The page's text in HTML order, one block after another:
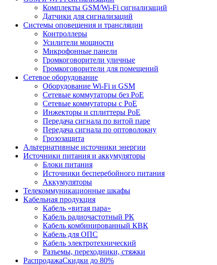
Комплекты GSM/Wi-Fi сигнализаций
Датчики для сигнализаций
Системы оповещения и трансляции
Контроллеры
Усилители мощности
Микрофонные панели
Громкоговорители уличные
Громкоговорители для помещений
Сетевое оборудование
Оборудование Wi-Fi и GSM
Сетевые коммутаторы без PoE
Сетевые коммутаторы с PoE
Инжекторы и сплиттеры PoE
Передача сигнала по витой паре
Передача сигнала по оптоволокну
Грозозащита
Альтернативные источники энергии
Источники питания и аккумуляторы
Блоки питания
Источники бесперебойного питания
Аккумуляторы
Телекоммуникационные шкафы
Кабельная продукция
Кабель «витая пара»
Кабель радиочастотный РК
Кабель комбинированный КВК
Кабель для ОПС
Кабель электротехнический
Разъемы, переходники, стяжки
РаспродажаСкидки до 80%